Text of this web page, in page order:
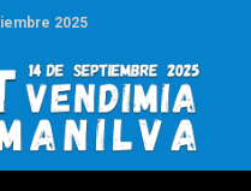
2025